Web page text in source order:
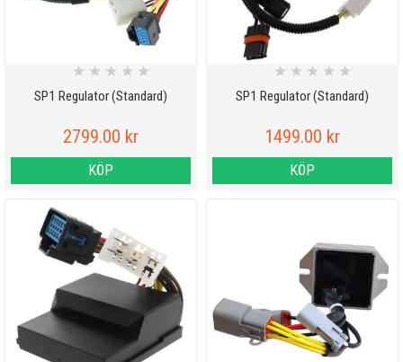
SP1 Regulator (Standard)
★ ★ ★ ★ ★
2799.00 kr
KÖP
SP1 Regulator (Standard)
★ ★ ★ ★ ★
1499.00 kr
KÖP